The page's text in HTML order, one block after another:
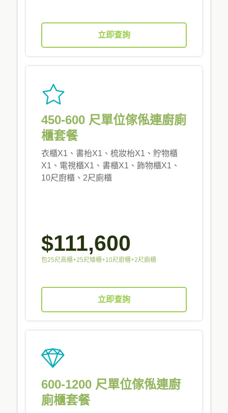
立即查詢
450-600 尺單位傢俬連廚廁
櫃套餐
衣櫃X1、書枱X1、梳妝枱X1、貯物櫃
X1、電視櫃X1、書櫃X1、飾物櫃X1、
10尺廚櫃、2尺廁櫃
$111,600
包25尺高櫃+25尺矮櫃+10尺廚櫃+2尺廁櫃
立即查詢
600-1200 尺單位傢俬連廚
廁櫃套餐